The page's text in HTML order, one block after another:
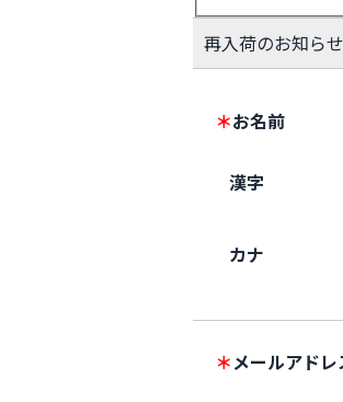
再入荷のお知ら
＊お名前
漢字
カナ
＊メールアドレ